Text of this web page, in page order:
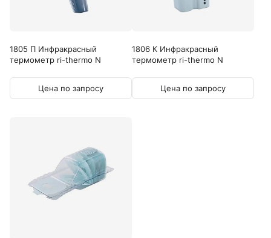
1805 П Инфракрасный
термометр ri-thermo N
Цена по запросу
1806 К Инфракрасный
термометр ri-thermo N
Цена по запросу